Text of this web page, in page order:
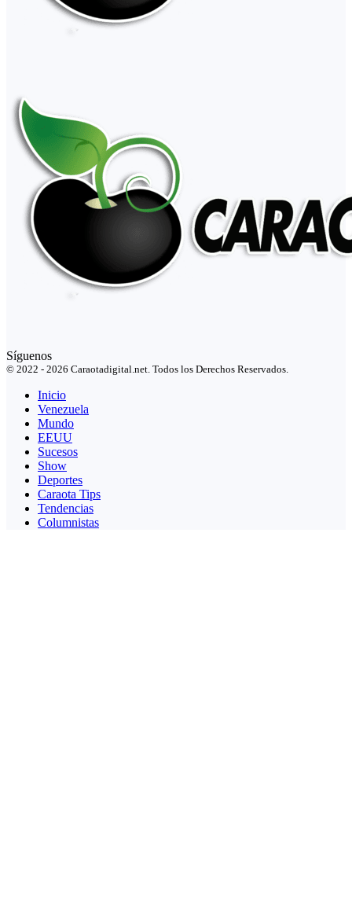
Síguenos
© 2022 - 2026 Caraotadigital.net. Todos los Derechos Reservados.
Inicio
Venezuela
Mundo
EEUU
Sucesos
Show
Deportes
Caraota Tips
Tendencias
Columnistas